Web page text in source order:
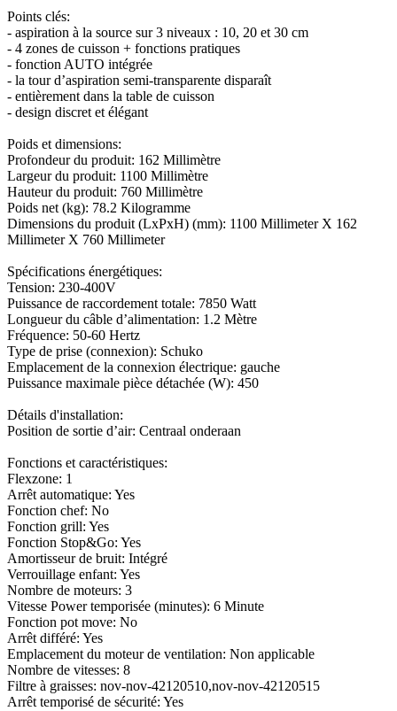
Points clés:
- aspiration à la source sur 3 niveaux : 10, 20 et 30 cm
- 4 zones de cuisson + fonctions pratiques
- fonction AUTO intégrée
- la tour d’aspiration semi-transparente disparaît
- entièrement dans la table de cuisson
- design discret et élégant
Poids et dimensions:
Profondeur du produit: 162 Millimètre
Largeur du produit: 1100 Millimètre
Hauteur du produit: 760 Millimètre
Poids net (kg): 78.2 Kilogramme
Dimensions du produit (LxPxH) (mm): 1100 Millimeter X 162
Millimeter X 760 Millimeter
Spécifications énergétiques:
Tension: 230-400V
Puissance de raccordement totale: 7850 Watt
Longueur du câble d’alimentation: 1.2 Mètre
Fréquence: 50-60 Hertz
Type de prise (connexion): Schuko
Emplacement de la connexion électrique: gauche
Puissance maximale pièce détachée (W): 450
Détails d'installation:
Position de sortie d’air: Centraal onderaan
Fonctions et caractéristiques:
Flexzone: 1
Arrêt automatique: Yes
Fonction chef: No
Fonction grill: Yes
Fonction Stop&Go: Yes
Amortisseur de bruit: Intégré
Verrouillage enfant: Yes
Nombre de moteurs: 3
Vitesse Power temporisée (minutes): 6 Minute
Fonction pot move: No
Arrêt différé: Yes
Emplacement du moteur de ventilation: Non applicable
Nombre de vitesses: 8
Filtre à graisses: nov-nov-42120510,nov-nov-42120515
Arrêt temporisé de sécurité: Yes